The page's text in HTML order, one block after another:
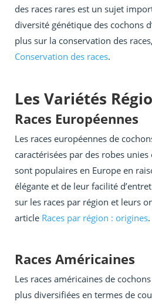
des races rares est un sujet
diversité génétique des cochons
plus sur la conservation des
Conservation des races.
Les Variétés
Races Européennes
Les races européennes de
caractérisées par des robes
sont populaires en Europe en
élégante et de leur facilité
sur les races par région et leurs
article Races par région : origines.
Races Américaines
Les races américaines de
plus diversifiées en termes de